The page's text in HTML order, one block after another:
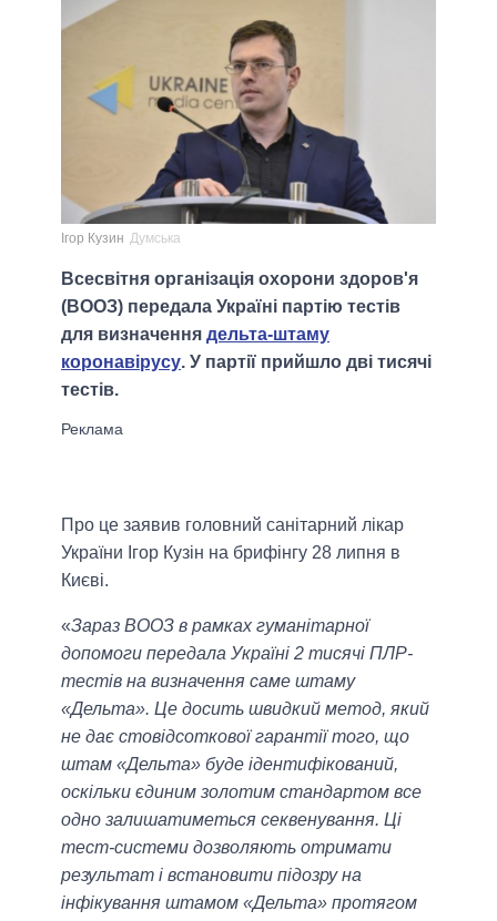
Ігор Кузин Думська
Всесвітня організація охорони здоров'я
(ВООЗ) передала Україні партію тестів
для визначення дельта-штаму
коронавірусу. У партії прийшло дві тисячі
тестів.
Про це заявив головний санітарний лікар
України Ігор Кузін на брифінгу 28 липня в
Києві.
«Зараз ВООЗ в рамках гуманітарної
допомоги передала Україні 2 тисячі ПЛР-
тестів на визначення саме штаму
«Дельта». Це досить швидкий метод, який
не дає стовідсоткової гарантії того, що
штам «Дельта» буде ідентифікований,
оскільки єдиним золотим стандартом все
одно залишатиметься секвенування. Ці
тест-системи дозволяють отримати
результат і встановити підозру на
інфікування штамом «Дельта» протягом